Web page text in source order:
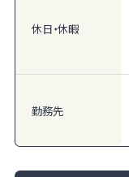
休日・休暇
勤務先